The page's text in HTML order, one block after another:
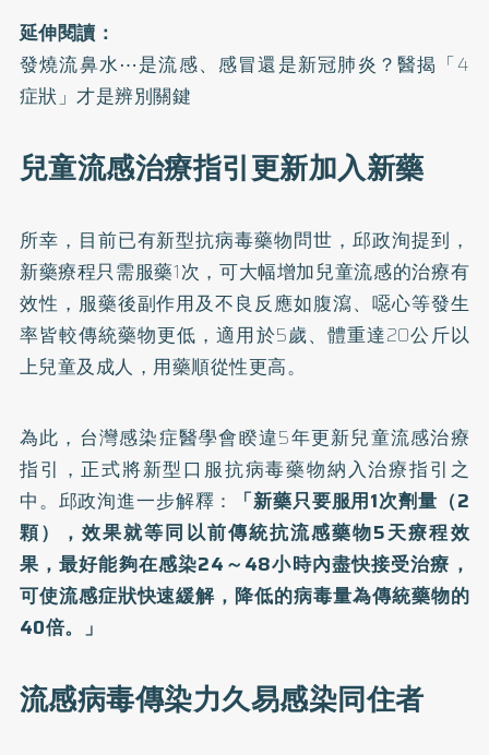
延伸閱讀：
發燒流鼻水⋯是流感、感冒還是新冠肺炎？醫揭「4
症狀」才是辨別關鍵
兒童流感治療指引更新加入新藥
所幸，目前已有新型抗病毒藥物問世，邱政洵提到，
新藥療程只需服藥1次，可大幅增加兒童流感的治療有
效性，服藥後副作用及不良反應如腹瀉、噁心等發生
率皆較傳統藥物更低，適用於5歲、體重達20公斤以
上兒童及成人，用藥順從性更高。
為此，台灣感染症醫學會睽違5年更新兒童流感治療
指引，正式將新型口服抗病毒藥物納入治療指引之
中。邱政洵進一步解釋：
「新藥只要服用1次劑量（2
顆），效果就等同以前傳統抗流感藥物5天療程效
果，最好能夠在感染24～48小時內盡快接受治療，
可使流感症狀快速緩解，降低的病毒量為傳統藥物的
40倍。」
流感病毒傳染力久易感染同住者